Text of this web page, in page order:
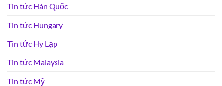
Tin tức Hàn Quốc
Tin tức Hungary
Tin tức Hy Lạp
Tin tức Malaysia
Tin tức Mỹ